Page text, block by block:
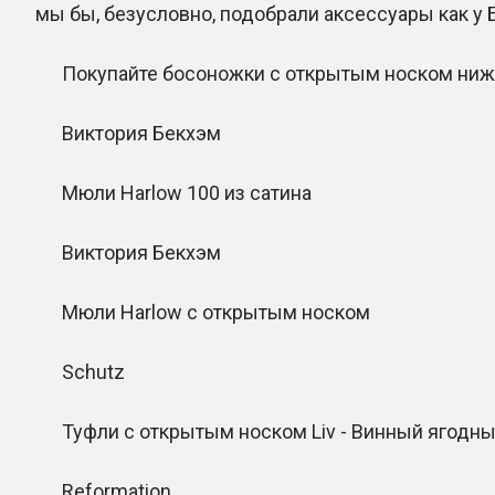
мы бы, безусловно, подобрали аксессуары как у
Покупайте босоножки с открытым носком
Виктория Бекхэм
Мюли Harlow 100 из сатина
Виктория Бекхэм
Мюли Harlow с открытым носком
Schutz
Туфли с открытым носком Liv - Винный